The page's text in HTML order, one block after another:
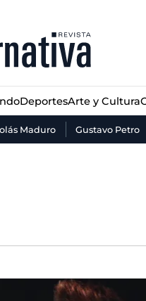
DeportesArte y Cultura
Maduro Gustavo Petro
Deportes Arte y Cultura